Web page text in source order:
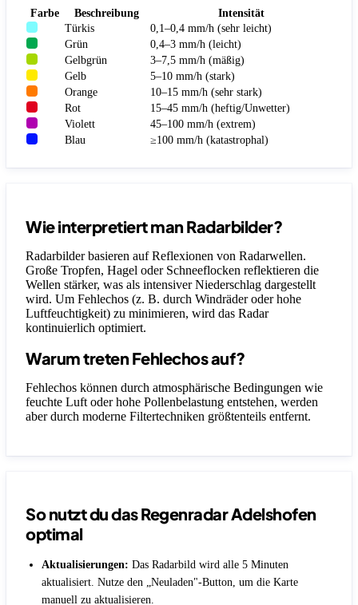
Farbe Beschreibung
Intensität
Türkis
0,1–0,4 mm/h (sehr leicht)
Grün
0,4–3 mm/h (leicht)
Gelbgrün
3–7,5 mm/h (mäßig)
Gelb
5–10 mm/h (stark)
Orange
10–15 mm/h (sehr stark)
Rot
15–45 mm/h (heftig/Unwetter)
Violett
45–100 mm/h (extrem)
Blau
≥100 mm/h (katastrophal)
Wie interpretiert man Radarbilder?
Radarbilder basieren auf Reflexionen von Radarwellen.
Große Tropfen, Hagel oder Schneeflocken reflektieren die
Wellen stärker, was als intensiver Niederschlag dargestellt
wird. Um Fehlechos (z. B. durch Windräder oder hohe
Luftfeuchtigkeit) zu minimieren, wird das Radar
kontinuierlich optimiert.
Warum treten Fehlechos auf?
Fehlechos können durch atmosphärische Bedingungen wie
feuchte Luft oder hohe Pollenbelastung entstehen, werden
aber durch moderne Filtertechniken größtenteils entfernt.
So nutzt du das Regenradar Adelshofen
optimal
Aktualisierungen: Das Radarbild wird alle 5 Minuten
aktualisiert. Nutze den „Neuladen"-Button, um die Karte
manuell zu aktualisieren.